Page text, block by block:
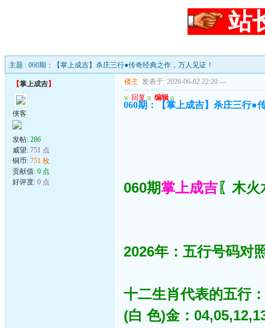
站
主题 : 060期：【掌上成吉】杀庄三行●传奇经典之作，万人见证！
【掌上成吉】
侠客
发帖: 286
威望: 751 点
铜币: 751 枚
贡献值: 0 点
好评度: 0 点
楼主 发表于: 2026-06-02 22:20 ---
u 回复 u 编辑 u
060期：【掌上成吉】杀庄三行●
060期掌上成吉 〖木
2026年：五行号码对
十二生肖代表的五行：
(白 色)金：